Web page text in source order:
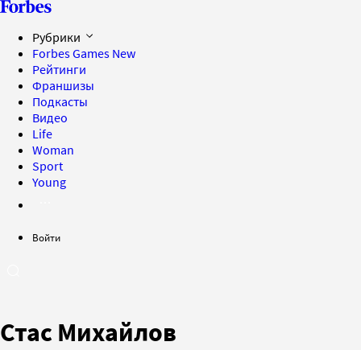
Рубрики
Forbes Games New
Рейтинги
Франшизы
Подкасты
Видео
Life
Woman
Sport
Young
Войти
Стас Михайлов